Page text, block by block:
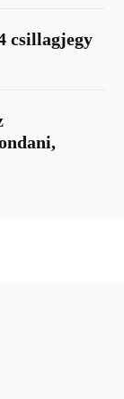
csillagjegy